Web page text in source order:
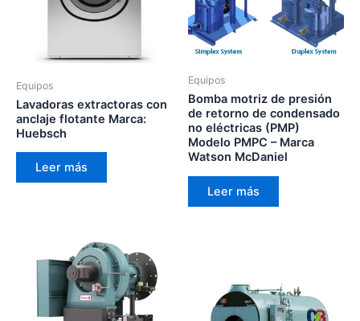
Equipos
Lavadoras extractoras con
anclaje flotante Marca:
Huebsch
Leer más
Equipos
Bomba motriz de presión
de retorno de condensado
no eléctricas (PMP)
Modelo PMPC – Marca
Watson McDaniel
Leer más